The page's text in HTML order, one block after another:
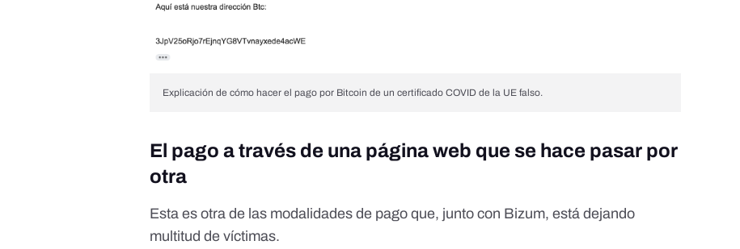
Explicación de cómo hacer el pago por Bitcoin de un certificado COVID de la UE falso.
El pago a través de una página web que se hace pasar por
otra
Esta es otra de las modalidades de pago que, junto con Bizum, está dejando
multitud de víctimas.